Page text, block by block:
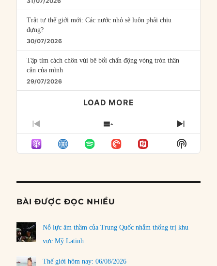
Trật tự thế giới mới: Các nước nhỏ sẽ luôn phải chịu
đựng?
30/07/2026
Tập tìm cách chôn vùi bê bối chấn động vòng tròn thân
cận của mình
29/07/2026
LOAD MORE
PREVIOUS
EPISODE
SHOW
EPISODES
LIST
NEXT
Show
Podcast
BÀI ĐƯỢC ĐỌC NHIỀU
Nỗ lực âm thầm của Trung Quốc nhằm thống trị khu
vực Mỹ Latinh
Thế giới hôm nay: 06/08/2026